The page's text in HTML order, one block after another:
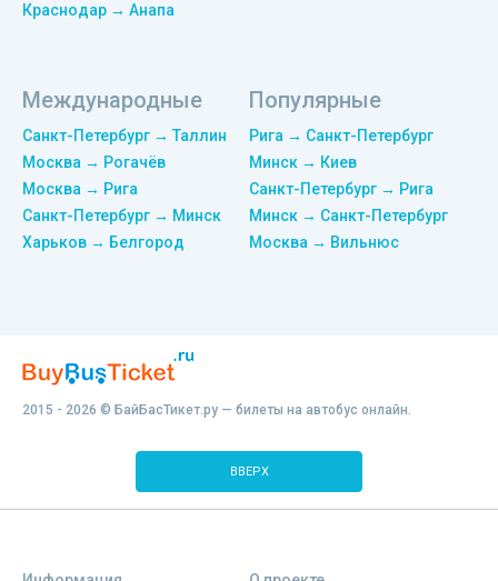
Краснодар → Анапа
Международные
Санкт-Петербург → Таллин
Москва → Рогачёв
Москва → Рига
Санкт-Петербург → Минск
Харьков → Белгород
Популярные
Рига → Санкт-Петербург
Минск → Киев
Санкт-Петербург → Рига
Минск → Санкт-Петербург
Москва → Вильнюс
2015 - 2026 © БайБасТикет.ру — билеты на автобус онлайн.
ВВЕРХ